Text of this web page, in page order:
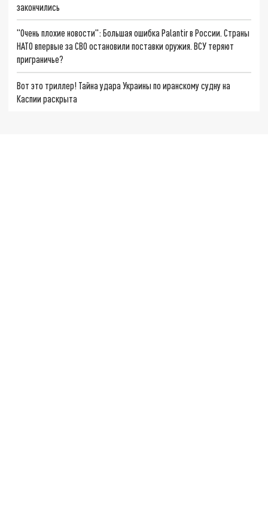
закончились
"Очень плохие новости": Большая ошибка Palantir в России. Страны
НАТО впервые за СВО остановили поставки оружия. ВСУ теряют
приграничье?
Вот это триллер! Тайна удара Украины по иранскому судну на
Каспии раскрыта